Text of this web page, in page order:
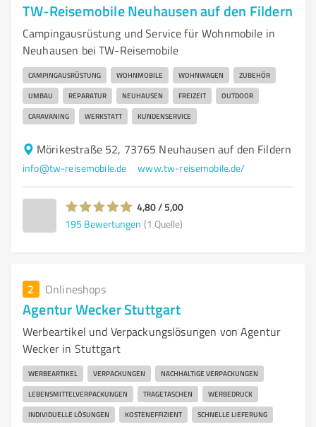
TW-Reisemobile Neuhausen auf den Fildern
Campingausrüstung und Service für Wohnmobile in
Neuhausen bei TW-Reisemobile
CAMPINGAUSRÜSTUNG WOHNMOBILE WOHNWAGEN ZUBEHÖR
UMBAU REPARATUR NEUHAUSEN FREIZEIT OUTDOOR
CARAVANING WERKSTATT KUNDENSERVICE
Mörikestraße 52, 73765 Neuhausen auf den Fildern
info@tw-reisemobile.de www.tw-reisemobile.de/
4,80 / 5,00
195 Bewertungen (1 Quelle)
2 Onlineshops
Agentur Wecker Stuttgart
Werbeartikel und Verpackungslösungen von Agentur
Wecker in Stuttgart
WERBEARTIKEL VERPACKUNGEN NACHHALTIGE VERPACKUNGEN
LEBENSMITTELVERPACKUNGEN TRAGETASCHEN WERBEDRUCK
INDIVIDUELLE LÖSUNGEN KOSTENEFFIZIENT SCHNELLE LIEFERUNG